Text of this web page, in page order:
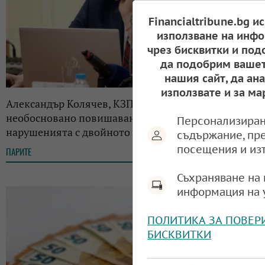
Александър Колячев, КЗП: Растат случаите на
необосновано повишаване на цените, намаляват
нарушенията с двойното етикетиране
ПАРИТЕ 12:46, 11.06.2026
Financialtribune.bg
използване на
чрез бисквитки и
да подобрим
нашия сайт, да
използвате и за
съдържание,
посещения и
Съхраняване
информация на
ПОЛИТИКА ЗА
БИСКВИТКИ